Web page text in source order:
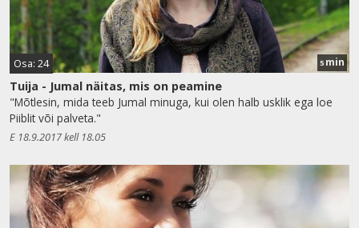
Osa: 24 5 min
Tuija - Jumal näitas, mis on peamine
"Mõtlesin, mida teeb Jumal minuga, kui olen halb usklik ega loe
Piiblit või palveta."
E 18.9.2017 kell 18.05